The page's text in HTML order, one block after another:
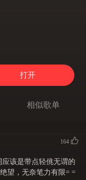
で練り歩くLady
乱的醉酒女郎
ンズに絡んでる
倒在她裙下
るヘビードランカー
着缝隙溜走
許されちゃうよね
可以被原谅的吧
打开
相似歌单
164
该是带点轻佻无谓的
望，无奈笔力有限= =